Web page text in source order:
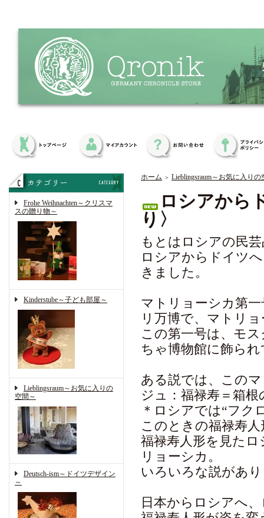
Frohe Weihnachten～クリスマ
スの贈り物～
Kinderstube～子ども部屋～
Lieblingsraum～お気に入りの
空間～
Deutsch-ism～ドイツデザイン
～
ホーム ＞ Lieblingsraum～お気に入りの
ロシアから
り〉
もとはロシアの民
ロシアからドイツ
きました。
マトリョーシカ第一
リ万博で、マトリ
この第一号は、モ
ちゃ博物館に飾ら
ある説では、この
ジュ：福禄寿＝箱
＊ロシアでは“フク
このときの福禄寿
福禄寿人形を見た
リョーシカ。
いろいろな説があ
日本からロシアへ